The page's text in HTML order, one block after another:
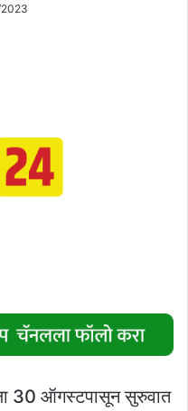
30 ऑगस्टपासून सुरुवात